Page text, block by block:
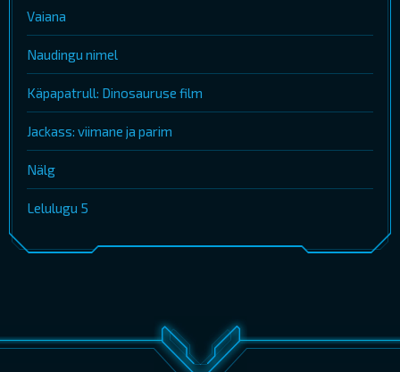
Vaiana
Naudingu nimel
Käpapatrull: Dinosauruse film
Jackass: viimane ja parim
Nälg
Lelulugu 5